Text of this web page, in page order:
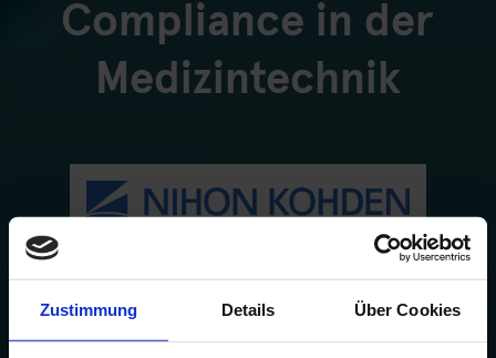
Zustimmung Details Über Cookies
Compliance in der
Medizintechnik